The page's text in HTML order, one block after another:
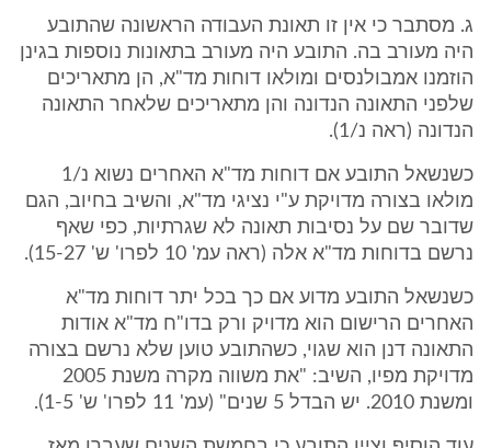
ג. מסתבר כי אין זו תאונת העבודה הראשונה שהתובע
היה מעורב בה. התובע היה מעורב בתאונות נוספות בגינן
הוזמנו אמבולנסים ומולאו דוחות מד"א, הן מתאריכים
שלפני התאונה הנדונה והן מתאריכים שלאחר התאונה
הנדונה (ראה נ/1).
כשנשאל התובע אם דוחות מד"א האחרים נשוא נ/1
מולאו בצורה מדויקת ע"י נציגי מד"א, והשיב בחיוב, הגם
שדובר שם על נסיבות תאונה לא שגרתיות, כפי שאף
נרשם בדוחות מד"א אלה (ראה עמ' 10 לפרו' ש' 15-27).
כשנשאל התובע מדוע אם כך בכל יתר דוחות מד"א
האחרים הרישום הוא מדויק ורק בדו"ח מד"א אודות
התאונה דנן הוא שגוי, כשהתובע טוען שלא נרשם בצורה
מדויקת מפיו, השיב: "את משווה מקרה משנת 2005
ומשנת 2010. יש הבדל 5 שנים" (עמ' 11 לפרו' ש' 1-5).